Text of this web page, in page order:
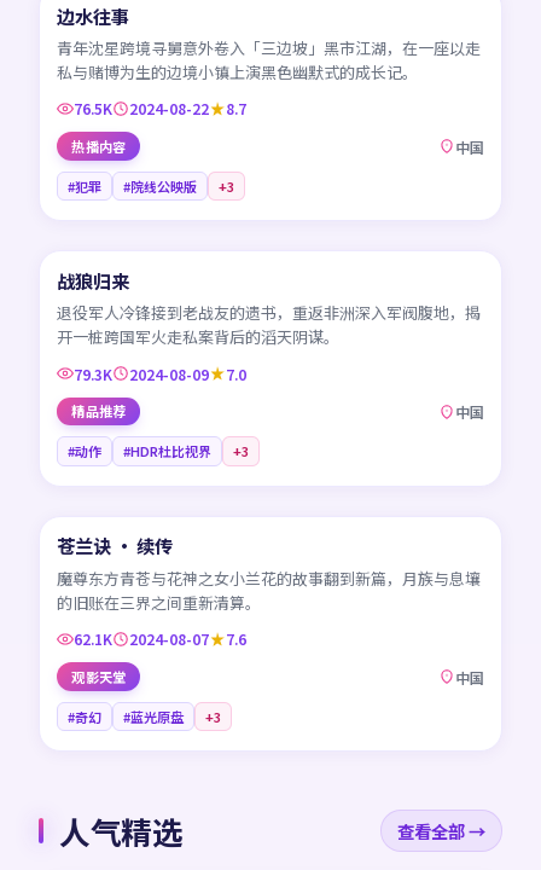
CN
边水往事
青年沈星跨境寻舅意外卷入「三边坡」黑市江湖，在一座以走
私与赌博为生的边境小镇上演黑色幽默式的成长记。
76.5K 2024-08-22 8.7
热播内容 中国
#犯罪 #院线公映版 +3
CN
战狼归来
退役军人冷锋接到老战友的遗书，重返非洲深入军阀腹地，揭
开一桩跨国军火走私案背后的滔天阴谋。
79.3K 2024-08-09 7.0
精品推荐 中国
#动作 #HDR杜比视界 +3
CN
苍兰诀 · 续传
魔尊东方青苍与花神之女小兰花的故事翻到新篇，月族与息壤
的旧账在三界之间重新清算。
62.1K 2024-08-07 7.6
观影天堂 中国
#奇幻 #蓝光原盘 +3
人气精选 查看全部 →
99:34